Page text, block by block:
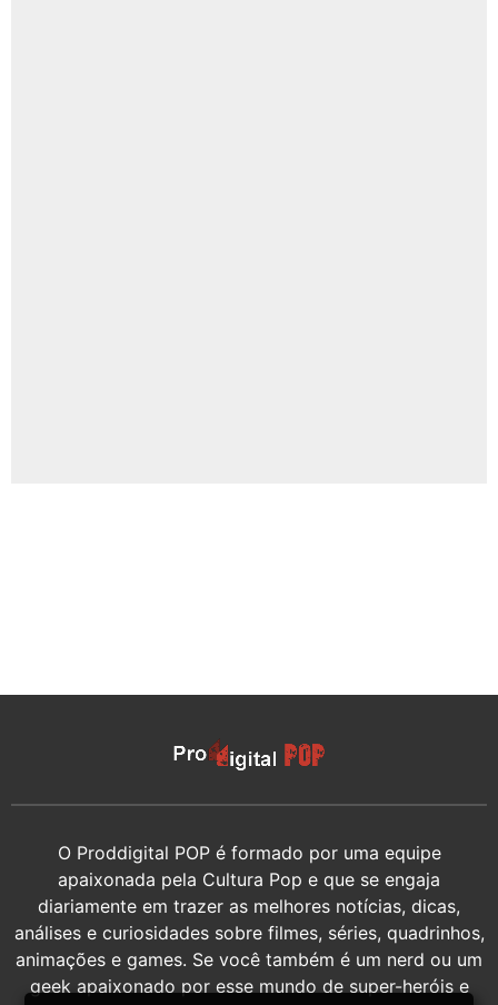
O Proddigital POP é formado por uma equipe
apaixonada pela Cultura Pop e que se engaja
diariamente em trazer as melhores notícias, dicas,
análises e curiosidades sobre filmes, séries, quadrinhos,
animações e games. Se você também é um nerd ou um
geek apaixonado por esse mundo de super-heróis e